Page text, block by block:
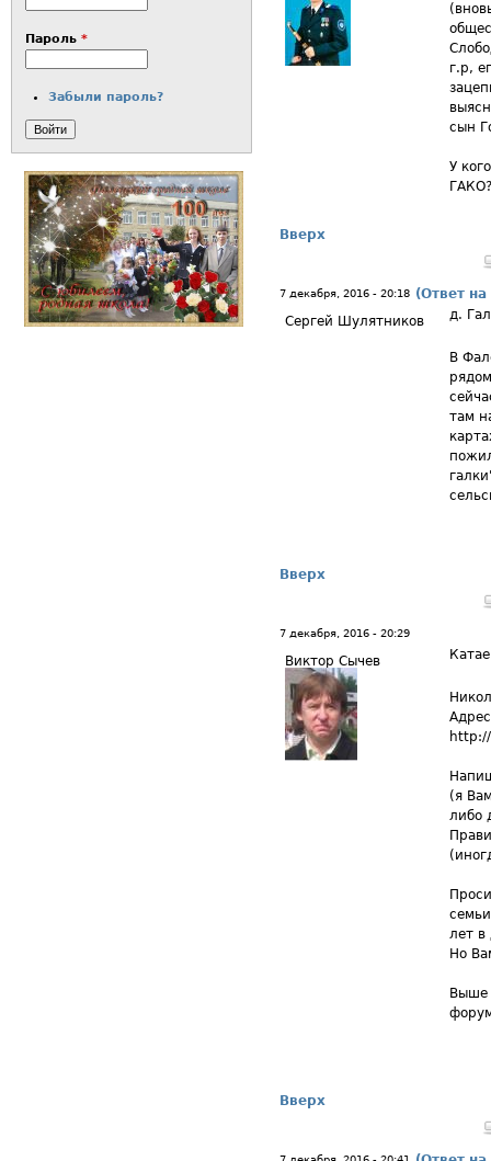
г.р,
сын
У
ГАКО?
Вверх
7 декабря, 2016 - 20:18 (Ответ
Сергей Шулятников
д.
В
там
Вверх
7 декабря, 2016 - 20:29
Виктор Сычев
(я
либо
лет в
Но
Выше
Вверх
Пароль *
Забыли пароль?